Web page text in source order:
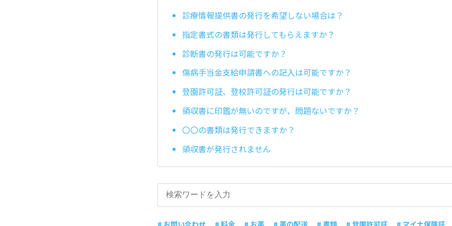
診療情報提供書の発行を希望しない場合は？
指定書式の書類は発行してもらえますか？
診断書の発行は可能ですか？
傷病手当金支給申請書への記入は可能ですか？
登園許可証、登校許可証の発行は可能ですか？
領収書に印鑑が無いのですが、問題ないですか？
〇〇の書類は発行できますか？
領収書が発行されません
# お問い合わせ # 料金 # お薬 # 薬の配送 # 書類 # 登園許可証 # マイナ保険証